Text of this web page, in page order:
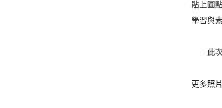
貼上圓
學習與
此次暑
更多照